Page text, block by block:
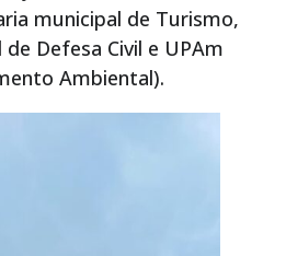
municipal de Turismo,
Defesa Civil e UPAm
Ambiental).